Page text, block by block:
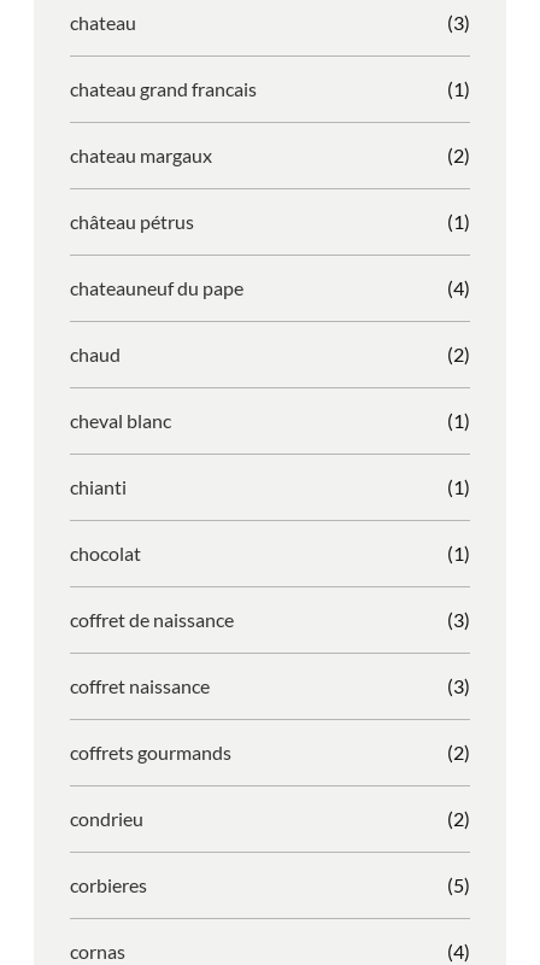
chateau (3)
chateau grand francais (1)
chateau margaux (2)
château pétrus (1)
chateauneuf du pape (4)
chaud (2)
cheval blanc (1)
chianti (1)
chocolat (1)
coffret de naissance (3)
coffret naissance (3)
coffrets gourmands (2)
condrieu (2)
corbieres (5)
cornas (4)